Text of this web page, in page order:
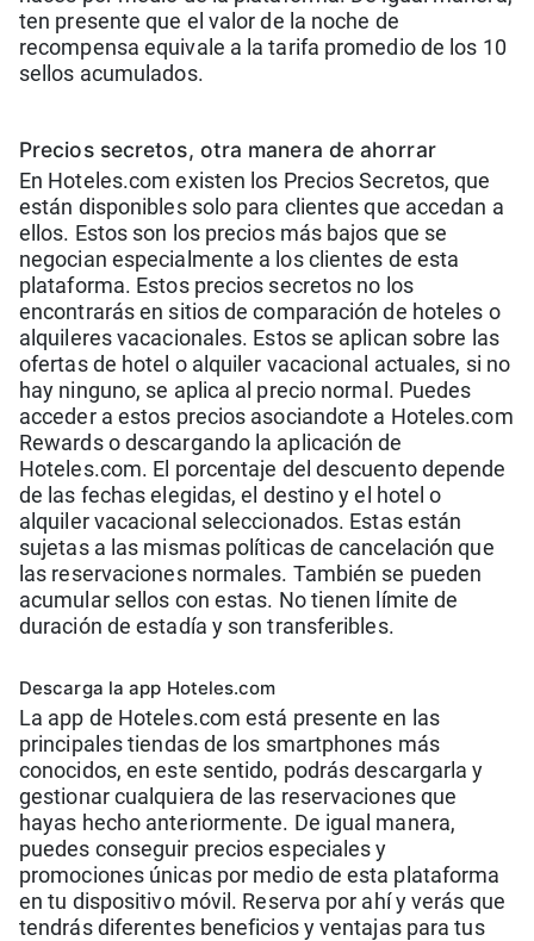
ten presente que el valor de la noche de
recompensa equivale a la tarifa promedio de los 10
sellos acumulados.
Precios secretos, otra manera de ahorrar
En Hoteles.com existen los Precios Secretos, que
están disponibles solo para clientes que accedan a
ellos. Estos son los precios más bajos que se
negocian especialmente a los clientes de esta
plataforma. Estos precios secretos no los
encontrarás en sitios de comparación de hoteles o
alquileres vacacionales. Estos se aplican sobre las
ofertas de hotel o alquiler vacacional actuales, si no
hay ninguno, se aplica al precio normal. Puedes
acceder a estos precios asociandote a Hoteles.com
Rewards o descargando la aplicación de
Hoteles.com. El porcentaje del descuento depende
de las fechas elegidas, el destino y el hotel o
alquiler vacacional seleccionados. Estas están
sujetas a las mismas políticas de cancelación que
las reservaciones normales. También se pueden
acumular sellos con estas. No tienen límite de
duración de estadía y son transferibles.
Descarga la app Hoteles.com
La app de Hoteles.com está presente en las
principales tiendas de los smartphones más
conocidos, en este sentido, podrás descargarla y
gestionar cualquiera de las reservaciones que
hayas hecho anteriormente. De igual manera,
puedes conseguir precios especiales y
promociones únicas por medio de esta plataforma
en tu dispositivo móvil. Reserva por ahí y verás que
tendrás diferentes beneficios y ventajas para tus